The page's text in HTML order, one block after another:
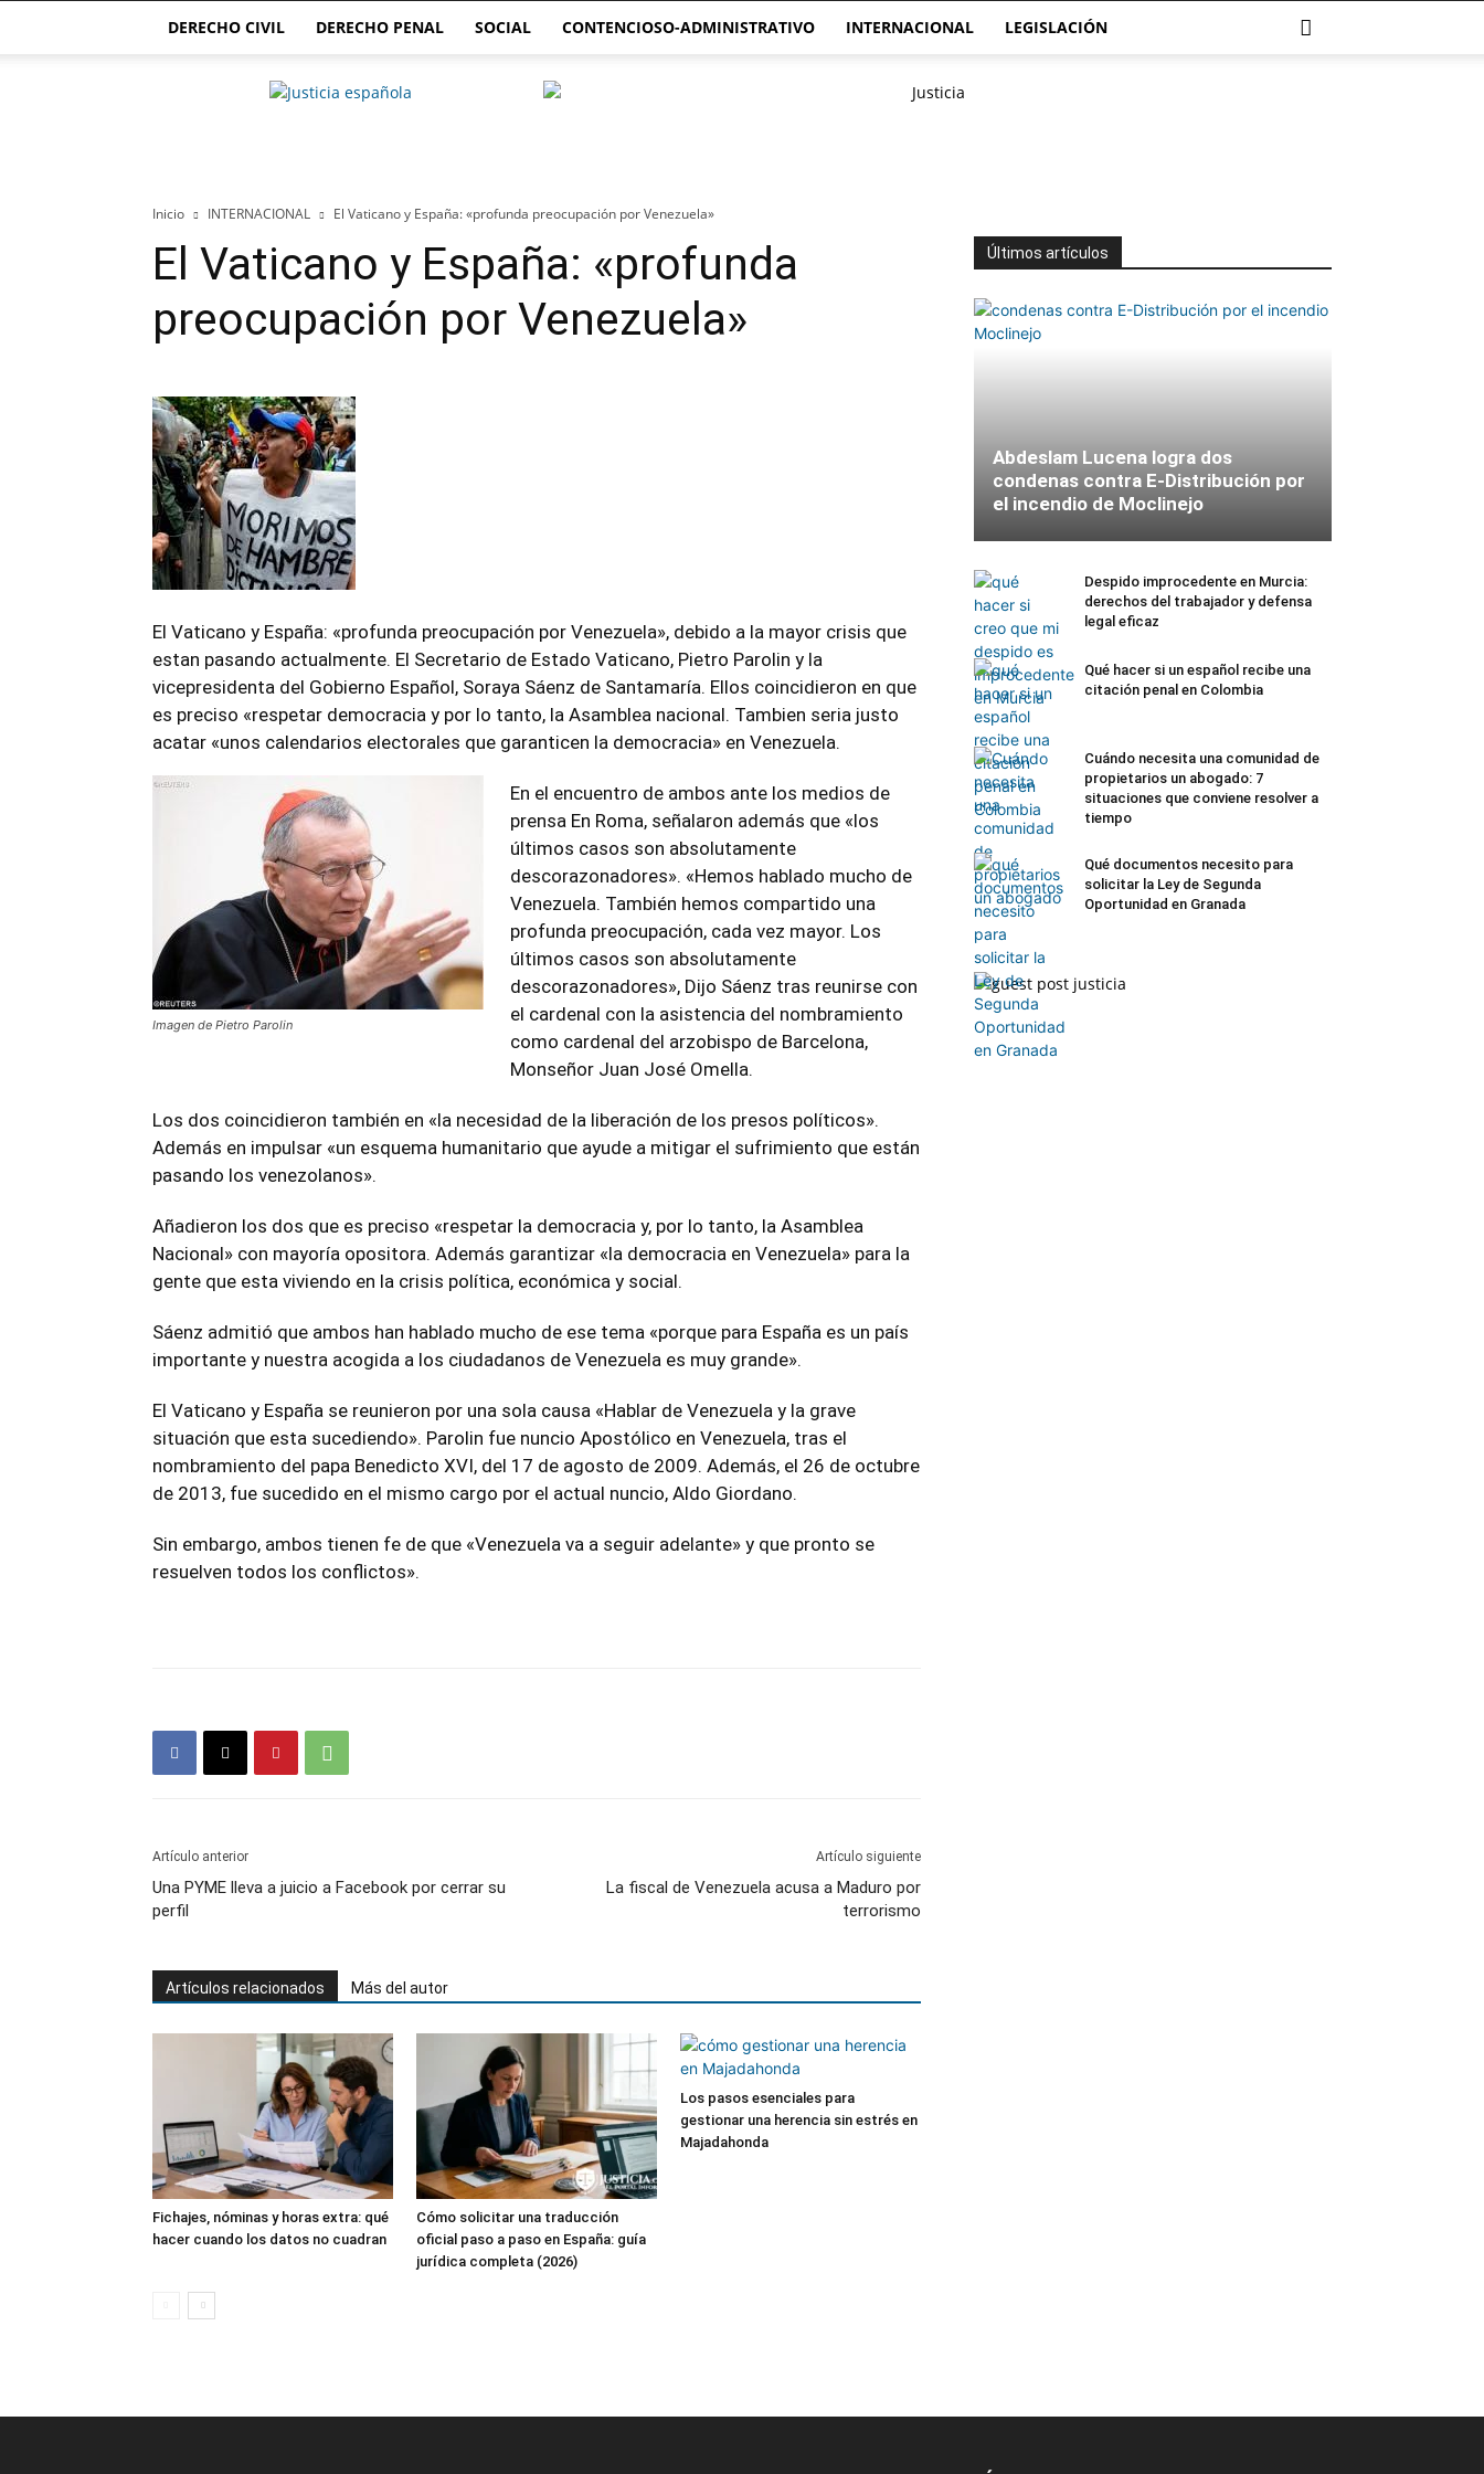
DERECHO CIVIL DERECHO PENAL SOCIAL CONTENCIOSO-ADMINISTRATIVO INTERNACIONAL LEGISLACIÓN
Justicia.com.es
Inicio INTERNACIONAL El Vaticano y España: «profunda preocupación por Venezuela»
El Vaticano y España: «profunda
preocupación por Venezuela»
El Vaticano y España: «profunda preocupación por Venezuela», debido a la mayor crisis que
estan pasando actualmente. El Secretario de Estado Vaticano, Pietro Parolin y la
vicepresidenta del Gobierno Español, Soraya Sáenz de Santamaría. Ellos coincidieron en que
es preciso «respetar democracia y por lo tanto, la Asamblea nacional. Tambien seria justo
acatar «unos calendarios electorales que garanticen la democracia» en Venezuela.
Imagen de Pietro Parolin
En el encuentro de ambos ante los medios de
prensa En Roma, señalaron además que «los
últimos casos son absolutamente
descorazonadores». «Hemos hablado mucho de
Venezuela. También hemos compartido una
profunda preocupación, cada vez mayor. Los
últimos casos son absolutamente
descorazonadores», Dijo Sáenz tras reunirse con
el cardenal con la asistencia del nombramiento
como cardenal del arzobispo de Barcelona,
Monseñor Juan José Omella.
Los dos coincidieron también en «la necesidad de la liberación de los presos políticos».
Además en impulsar «un esquema humanitario que ayude a mitigar el sufrimiento que están
pasando los venezolanos».
Añadieron los dos que es preciso «respetar la democracia y, por lo tanto, la Asamblea
Nacional» con mayoría opositora. Además garantizar «la democracia en Venezuela» para la
gente que esta viviendo en la crisis política, económica y social.
Sáenz admitió que ambos han hablado mucho de ese tema «porque para España es un país
importante y nuestra acogida a los ciudadanos de Venezuela es muy grande».
El Vaticano y España se reunieron por una sola causa «Hablar de Venezuela y la grave
situación que esta sucediendo». Parolin fue nuncio Apostólico en Venezuela, tras el
nombramiento del papa Benedicto XVI, del 17 de agosto de 2009. Además, el 26 de octubre
de 2013, fue sucedido en el mismo cargo por el actual nuncio, Aldo Giordano.
Sin embargo, ambos tienen fe de que «Venezuela va a seguir adelante» y que pronto se
resuelven todos los conflictos».
Artículo anterior
Una PYME lleva a juicio a Facebook por cerrar su
perfil
Artículo siguiente
La fiscal de Venezuela acusa a Maduro por
terrorismo
Artículos relacionados Más del autor
Fichajes, nóminas y horas extra: qué
hacer cuando los datos no cuadran
Cómo solicitar una traducción
oficial paso a paso en España: guía
jurídica completa (2026)
Los pasos esenciales para
gestionar una herencia sin estrés en
Majadahonda
Últimos artículos
Abdeslam Lucena logra dos
condenas contra E-Distribución por
el incendio de Moclinejo
Despido improcedente en Murcia:
derechos del trabajador y defensa
legal eficaz
Qué hacer si un español recibe una
citación penal en Colombia
Cuándo necesita una comunidad de
propietarios un abogado: 7
situaciones que conviene resolver a
tiempo
Qué documentos necesito para
solicitar la Ley de Segunda
Oportunidad en Granada